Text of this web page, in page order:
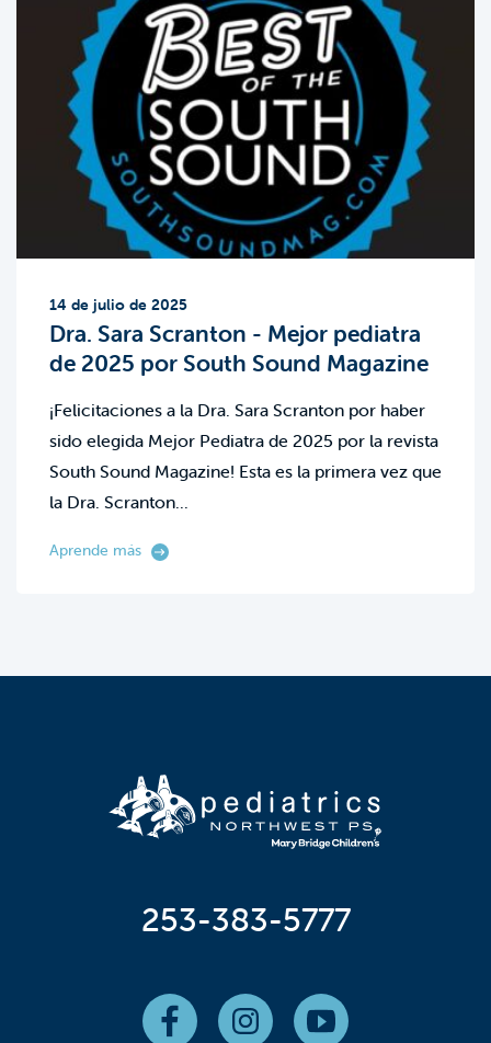
14 de julio de 2025
Dra. Sara Scranton - Mejor pediatra
de 2025 por South Sound Magazine
¡Felicitaciones a la Dra. Sara Scranton por haber
sido elegida Mejor Pediatra de 2025 por la revista
South Sound Magazine! Esta es la primera vez que
la Dra. Scranton...
Aprende más
253-383-5777